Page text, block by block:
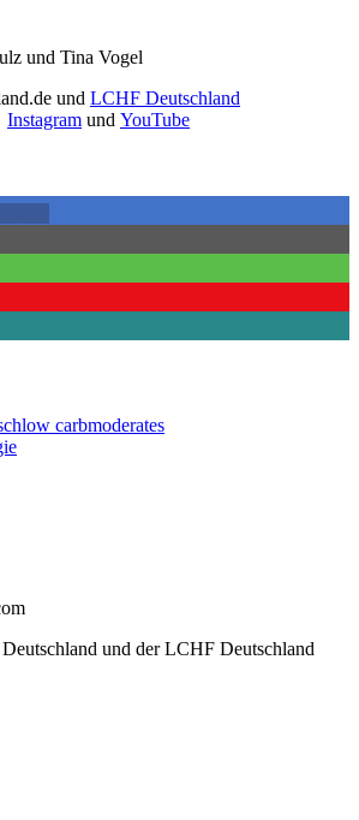
und Tina Vogel
und LCHF Deutschland
Instagram und YouTube
low carbmoderates
und der LCHF Deutschland